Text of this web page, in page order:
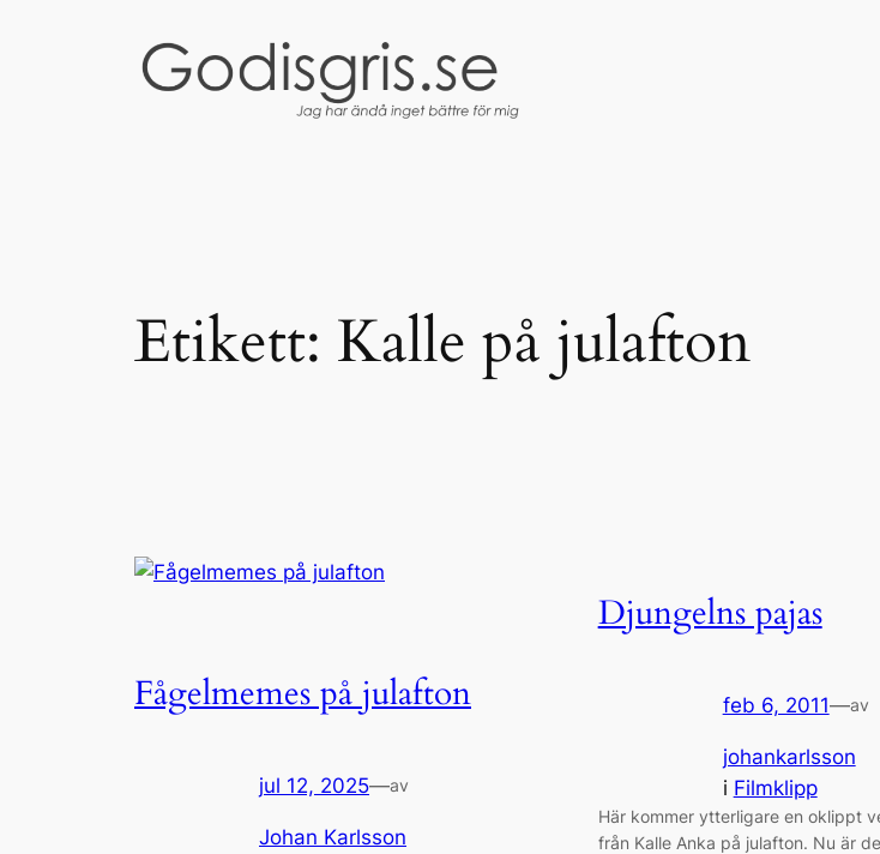
Etikett: Kalle på julafton
Fågelmemes på julafton
jul 12, 2025—av
Johan Karlsson
Djungelns pajas
feb 6, 2011—av
johankarlsson
i Filmklipp
Här kommer ytterligare en oklippt
från Kalle Anka på julafton. Nu är